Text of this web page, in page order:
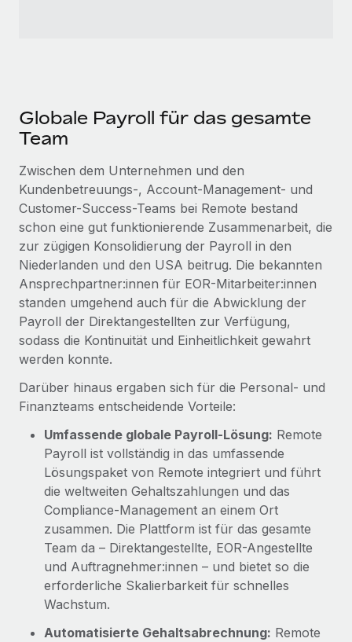
Globale Payroll für das gesamte
Team
Zwischen dem Unternehmen und den
Kundenbetreuungs-, Account-Management- und
Customer-Success-Teams bei Remote bestand
schon eine gut funktionierende Zusammenarbeit, die
zur zügigen Konsolidierung der Payroll in den
Niederlanden und den USA beitrug. Die bekannten
Ansprechpartner:innen für EOR-Mitarbeiter:innen
standen umgehend auch für die Abwicklung der
Payroll der Direktangestellten zur Verfügung,
sodass die Kontinuität und Einheitlichkeit gewahrt
werden konnte.
Darüber hinaus ergaben sich für die Personal- und
Finanzteams entscheidende Vorteile:
Umfassende globale Payroll-Lösung: Remote
Payroll ist vollständig in das umfassende
Lösungspaket von Remote integriert und führt
die weltweiten Gehaltszahlungen und das
Compliance-Management an einem Ort
zusammen. Die Plattform ist für das gesamte
Team da – Direktangestellte, EOR-Angestellte
und Auftragnehmer:innen – und bietet so die
erforderliche Skalierbarkeit für schnelles
Wachstum.
Automatisierte Gehaltsabrechnung: Remote